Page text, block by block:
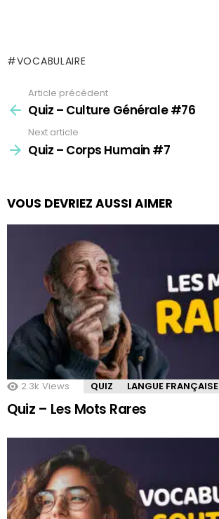
VOCABULAIRE
more
Article précédent
Quiz – Culture Générale #76
Next article
Quiz – Corps Humain #7
VOUS DEVRIEZ AUSSI AIMER
2.3k Views QUIZ LANGUE FRANÇAISE
Quiz – Les Mots Rares